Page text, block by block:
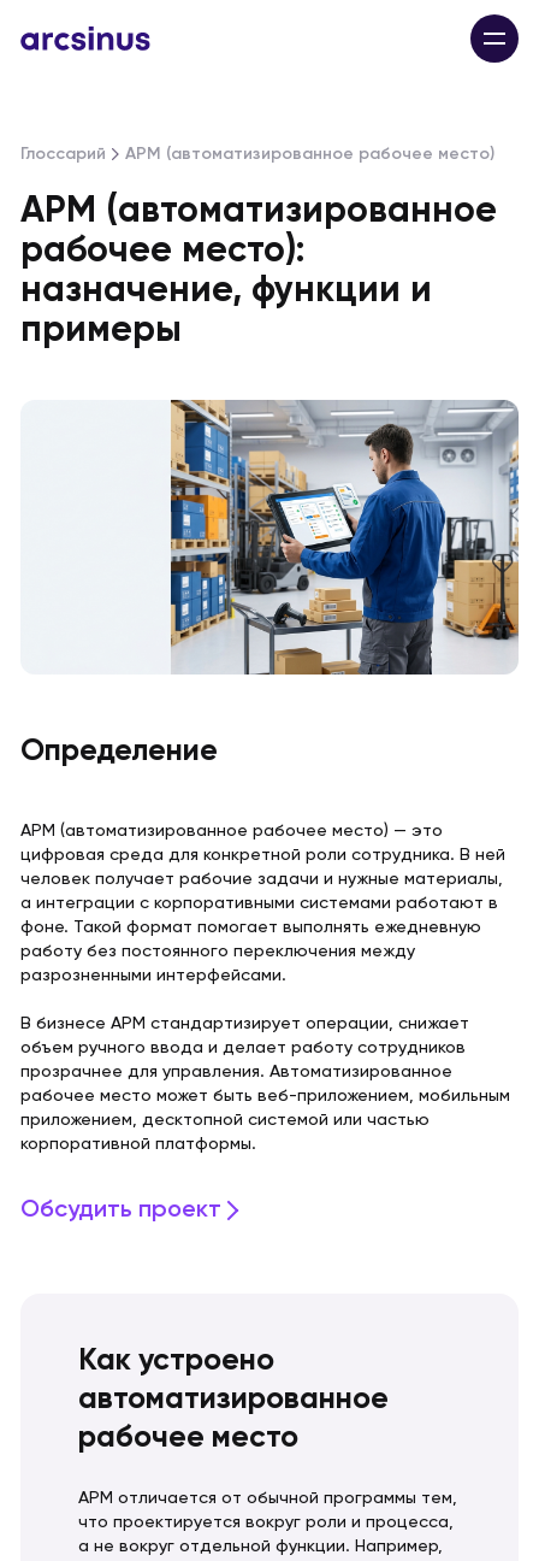
Глоссарий АРМ (автоматизированное рабочее место)
АРМ (автоматизированное
рабочее место):
назначение, функции и
примеры
Определение
АРМ (автоматизированное рабочее место) — это
цифровая среда для конкретной роли сотрудника. В ней
человек получает рабочие задачи и нужные материалы,
а интеграции с корпоративными системами работают в
фоне. Такой формат помогает выполнять ежедневную
работу без постоянного переключения между
разрозненными интерфейсами.
В бизнесе АРМ стандартизирует операции, снижает
объем ручного ввода и делает работу сотрудников
прозрачнее для управления. Автоматизированное
рабочее место может быть веб-приложением, мобильным
приложением, десктопной системой или частью
корпоративной платформы.
Обсудить проект
Как устроено
автоматизированное
рабочее место
АРМ отличается от обычной программы тем,
что проектируется вокруг роли и процесса,
а не вокруг отдельной функции. Например,